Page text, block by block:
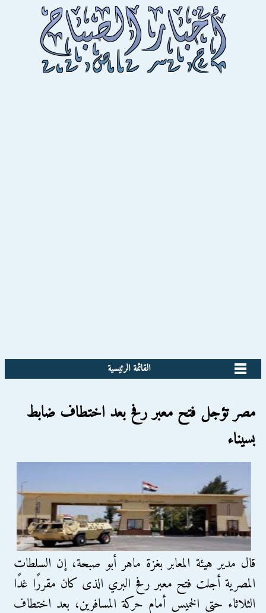
القائمة الرئيسية
مصر تؤجل فتح معبر رفح بعد اختطاف ضابط
بسيناء
قال مدير هيئة المعابر بغزة ماهر أبو صبحة، إن السلطات
المصرية أجلت فتح معبر رفح البري الذى كان مقررًا غدًا
الثلاثاء حتى الخميس أمام حركة المسافرين، بعد اختطاف